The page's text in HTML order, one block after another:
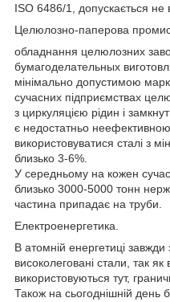
ISO 6486/1, допускається
Целюлозно-паперова
обладнання целюлозних
бумагоделательных
мінімально допустимою
сучасних підприємствах
з циркуляцією рідин і
є недостатньо
використовуватися сталі з
близько 3-6%.
У середньому на кожен
близько 3000-5000 тонн
частина припадає на труби.
Електроенергетика.
В атомній енергетиці завжди
високолеговані стали, так
використовуються тут,
Також на сьогоднішній день